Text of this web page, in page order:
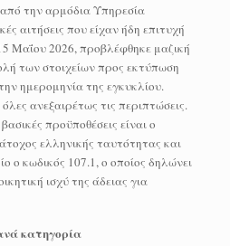
την αρμόδια Υπηρεσία
αιτήσεις που είχαν ήδη επιτυχή
Μαΐου 2026, προβλέφθηκε μαζική
των στοιχείων προς εκτύπωση
ημερομηνία της εγκυκλίου.
ανεξαιρέτως τις περιπτώσεις.
προϋποθέσεις είναι ο
ελληνικής ταυτότητας και
ο κωδικός 107.1, ο οποίος δηλώνει
ισχύ της άδειας για
κατηγορία